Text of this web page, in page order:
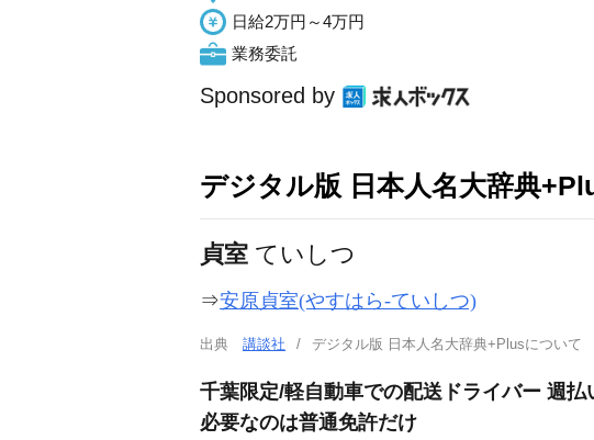
日給2万円～4万円
業務委託
Sponsored by
デジタル版 日本人名大辞典
貞室 ていしつ
⇒安原貞室(やすはら-ていしつ)
出典 講談社 デジタル版 日本人名大辞典+Plusについ
千葉限定/軽自動車での配送ドライバー 週
必要なのは普通免許だけ